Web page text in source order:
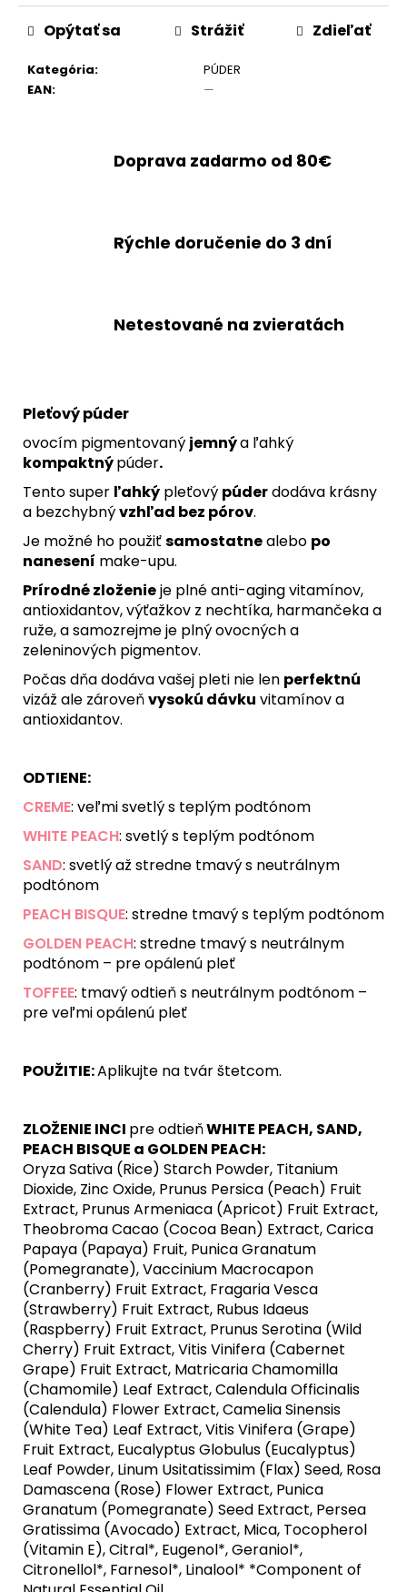
Kategória:
PÚDER
EAN: —
Opýtať sa Strážiť Zdieľať
Doprava zadarmo od 80€
Rýchle doručenie do 3 dní
Netestované na zvieratách
Pleťový púder
ovocím pigmentovaný jemnýa ľahký
kompaktnýpúder.
Tento super ľahký pleťový púderdodáva krásny
a bezchybnývzhľad bez pórov.
Je možné ho použiťsamostatnealebo po
nanesení make-upu.
Prírodné zloženieje plné anti-aging vitamínov,
antioxidantov, výťažkov z nechtíka, harmančeka a
ruže, a samozrejme je plný ovocných a
zeleninových pigmentov.
Počas dňa dodáva vašej pleti nie len perfektnú
vizáž ale zároveňvysokú dávku vitamínov a
antioxidantov.
ODTIENE:
CREME: veľmi svetlý s teplým podtónom
WHITE PEACH: svetlý s teplým podtónom
SAND: svetlý až stredne tmavý s neutrálnym
podtónom
PEACH BISQUE: stredne tmavý s teplým podtónom
GOLDEN PEACH: stredne tmavý s neutrálnym
podtónom – pre opálenú pleť
TOFFEE: tmavý odtieň s neutrálnym podtónom –
pre veľmi opálenú pleť
POUŽITIE:Aplikujte na tvár štetcom.
ZLOŽENIE INCI pre odtieňWHITE PEACH, SAND,
PEACH BISQUE a GOLDEN PEACH:
Oryza Sativa (Rice) Starch Powder, Titanium
Dioxide, Zinc Oxide, Prunus Persica (Peach) Fruit
Extract, Prunus Armeniaca (Apricot) Fruit Extract,
Theobroma Cacao (Cocoa Bean) Extract, Carica
Papaya (Papaya) Fruit, Punica Granatum
(Pomegranate), Vaccinium Macrocapon
(Cranberry) Fruit Extract, Fragaria Vesca
(Strawberry) Fruit Extract, Rubus Idaeus
(Raspberry) Fruit Extract, Prunus Serotina (Wild
Cherry) Fruit Extract, Vitis Vinifera (Cabernet
Grape) Fruit Extract, Matricaria Chamomilla
(Chamomile) Leaf Extract, Calendula Officinalis
(Calendula) Flower Extract, Camelia Sinensis
(White Tea) Leaf Extract, Vitis Vinifera (Grape)
Fruit Extract, Eucalyptus Globulus (Eucalyptus)
Leaf Powder, Linum Usitatissimim (Flax) Seed, Rosa
Damascena (Rose) Flower Extract, Punica
Granatum (Pomegranate) Seed Extract, Persea
Gratissima (Avocado) Extract, Mica, Tocopherol
(Vitamin E), Citral*, Eugenol*, Geraniol*,
Citronellol*, Farnesol*, Linalool* *Component of